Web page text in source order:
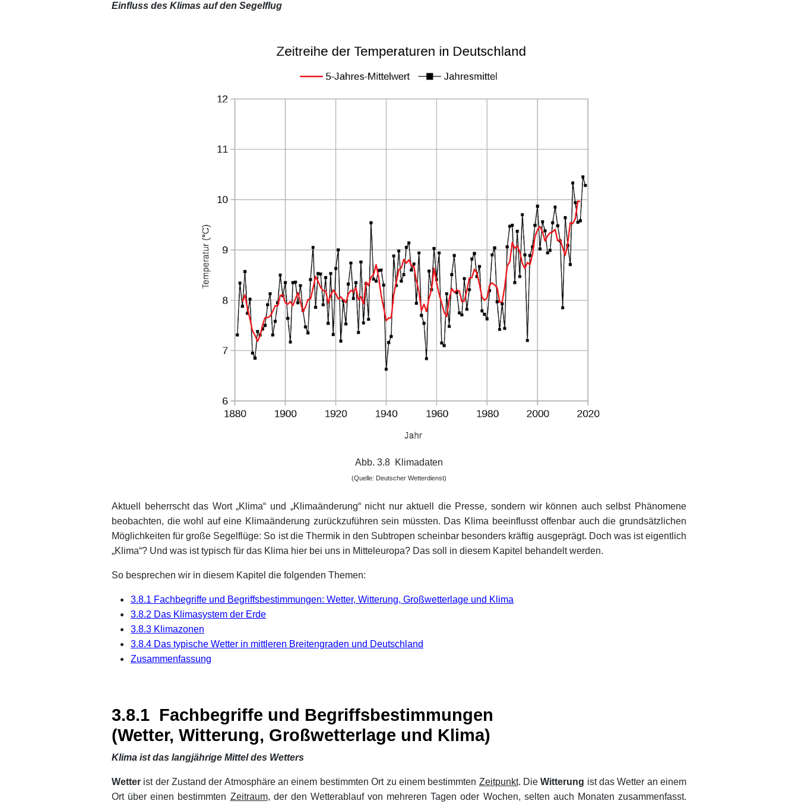
Einfluss des Klimas auf den Segelflug
Abb. 3.8 Klimadaten
(Quelle: Deutscher Wetterdienst)
Aktuell beherrscht das Wort „Klima“ und „Klimaänderung“ nicht nur aktuell die Presse, sondern wir können auch selbst Phänomene
beobachten, die wohl auf eine Klimaänderung zurückzuführen sein müssten. Das Klima beeinflusst offenbar auch die grundsätzlichen
Möglichkeiten für große Segelflüge: So ist die Thermik in den Subtropen scheinbar besonders kräftig ausgeprägt. Doch was ist eigentlich
„Klima“? Und was ist typisch für das Klima hier bei uns in Mitteleuropa? Das soll in diesem Kapitel behandelt werden.
So besprechen wir in diesem Kapitel die folgenden Themen:
3.8.1 Fachbegriffe und Begriffsbestimmungen: Wetter, Witterung, Großwetterlage und Klima
3.8.2 Das Klimasystem der Erde
3.8.3 Klimazonen
3.8.4 Das typische Wetter in mittleren Breitengraden und Deutschland
Zusammenfassung
3.8.1 Fachbegriffe und Begriffsbestimmungen
(Wetter, Witterung, Großwetterlage und Klima)
Klima ist das langjährige Mittel des Wetters
Wetter ist der Zustand der Atmosphäre an einem bestimmten Ort zu einem bestimmten Zeitpunkt. DieWitterung ist das Wetter an einem
Ort über einen bestimmten Zeitraum, der den Wetterablauf von mehreren Tagen oder Wochen, selten auch Monaten zusammenfasst.